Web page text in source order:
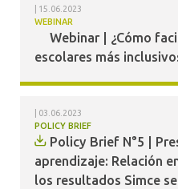
WEBINAR
15.06.2023
Webinar | ¿Cómo
escolares más
POLICY BRIEF
03.06.2023
Policy Brief N°5 |
aprendizaje: Relación
los resultados Simce